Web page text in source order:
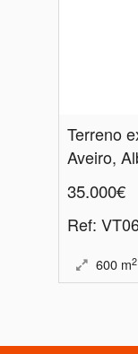
Aveiro,
35.000€
Ref:
600 m2